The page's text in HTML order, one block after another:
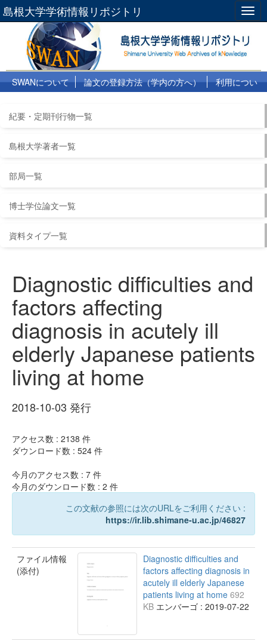
島根大学学術情報リポジトリ
SWANについて 論文の登録方法（学内の方へ）
利用につい
紀要・定期刊行物一覧
島根大学著者一覧
部局一覧
博士学位論文一覧
資料タイプ一覧
Diagnostic difficulties and
factors affecting
diagnosis in acutely ill
elderly Japanese patients
living at home
2018-10-03 発行
アクセス数 : 2138 件
ダウンロード数 : 524 件
今月のアクセス数 : 7 件
今月のダウンロード数 : 2 件
この文献の参照には次のURLをご利用ください :
https://ir.lib.shimane-u.ac.jp/46827
ファイル情報
(添付)
Diagnostic difficulties and
factors affecting diagnosis in
acutely ill elderly Japanese
patients living at home 692
KB エンバーゴ : 2019-07-22